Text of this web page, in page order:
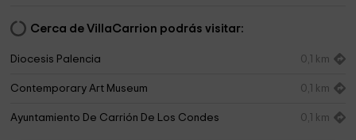
Cerca de VillaCarrion podrás visitar:
Diocesis Palencia 0,1 km
Contemporary Art Museum 0,1 km
Ayuntamiento De Carrión De Los Condes 0,1 km